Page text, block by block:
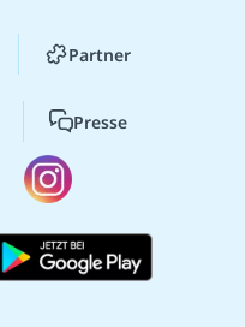
Partner
Presse